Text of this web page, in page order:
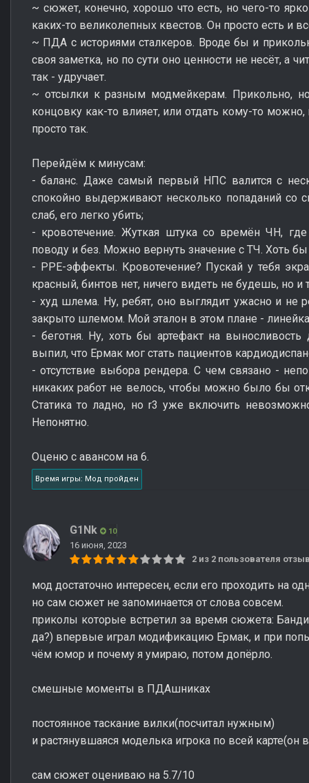
~ сюжет, конечно, хорошо что есть, но чего-то
каких-то великолепных квестов. Он просто есть и
~ ПДА с историями сталкеров. Вроде бы и
своя заметка, но по сути оно ценности не несёт, а
так - удручает.
~ отсылки к разным модмейкерам. Прикольно,
концовку как-то влияет, или отдать кому-то
просто так.
Перейдём к минусам:
- баланс. Даже самый первый НПС валится с
спокойно выдерживают несколько попаданий со
слаб, его легко убить;
- кровотечение. Жуткая штука со времён ЧН,
поводу и без. Можно вернуть значение с ТЧ. Хоть
- РРЕ-эффекты. Кровотечение? Пускай у тебя
красный, бинтов нет, ничего видеть не будешь, но и
- худ шлема. Ну, ребят, оно выглядит ужасно и не
закрыто шлемом. Мой эталон в этом плане -
- беготня. Ну, хоть бы артефакт на выносливость
выпил, что Ермак мог стать пациентов
- отсутствие выбора рендера. С чем связано -
никаких работ не велось, чтобы можно было бы
Статика то ладно, но r3 уже включить
Непонятно.
Оценю с авансом на 6.
Время игры: Мод пройден
G1Nk 10
16 июня, 2023
2 из 2 пользователя
мод достаточно интересен, если его проходить на
но сам сюжет не запоминается от слова совсем.
приколы которые встретил за время сюжета:
да?) впервые играл модификацию Ермак, и при
чём юмор и почему я умираю, потом допёрло.
смешные моменты в ПДАшниках
постоянное таскание вилки(посчитал нужным)
и растянувшаяся моделька игрока по всей карте(он
сам сюжет оцениваю на 5.7/10